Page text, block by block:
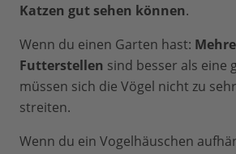
Katzen gut sehen können.
Wenn du einen Garten hast:
Futterstellen sind besser als eine
müssen sich die Vögel nicht zu
streiten.
Wenn du ein Vogelhäuschen